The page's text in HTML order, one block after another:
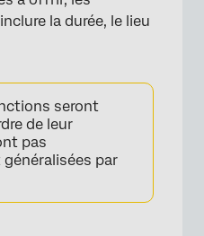
la durée, le lieu
seront
de leur
pas
par